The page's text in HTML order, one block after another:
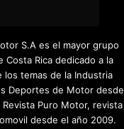
S.A es el mayor grupo
Costa Rica dedicado a la
los temas de la Industria
Deportes de Motor desde
Revista Puro Motor, revista
desde el año 2009.